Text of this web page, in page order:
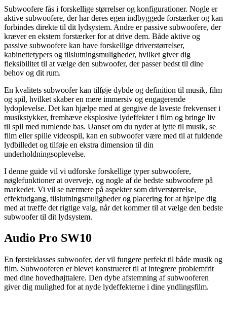
Subwoofere fås i forskellige størrelser og konfigurationer. Nogle er
aktive subwoofere, der har deres egen indbyggede forstærker og kan
forbindes direkte til dit lydsystem. Andre er passive subwoofere, der
kræver en ekstern forstærker for at drive dem. Både aktive og
passive subwoofere kan have forskellige driverstørrelser,
kabinettetypers og tilslutningsmuligheder, hvilket giver dig
fleksibilitet til at vælge den subwoofer, der passer bedst til dine
behov og dit rum.
En kvalitets subwoofer kan tilføje dybde og definition til musik, film
og spil, hvilket skaber en mere immersiv og engagerende
lydoplevelse. Det kan hjælpe med at gengive de laveste frekvenser i
musikstykker, fremhæve eksplosive lydeffekter i film og bringe liv
til spil med rumlende bas. Uanset om du nyder at lytte til musik, se
film eller spille videospil, kan en subwoofer være med til at fuldende
lydbilledet og tilføje en ekstra dimension til din
underholdningsoplevelse.
I denne guide vil vi udforske forskellige typer subwoofere,
nøglefunktioner at overveje, og nogle af de bedste subwoofere på
markedet. Vi vil se nærmere på aspekter som driverstørrelse,
effektudgang, tilslutningsmuligheder og placering for at hjælpe dig
med at træffe det rigtige valg, når det kommer til at vælge den bedste
subwoofer til dit lydsystem.
Audio Pro SW10
En førsteklasses subwoofer, der vil fungere perfekt til både musik og
film. Subwooferen er blevet konstrueret til at integrere problemfrit
med dine hovedhøjttalere. Den dybe afstemning af subwooferen
giver dig mulighed for at nyde lydeffekterne i dine yndlingsfilm.